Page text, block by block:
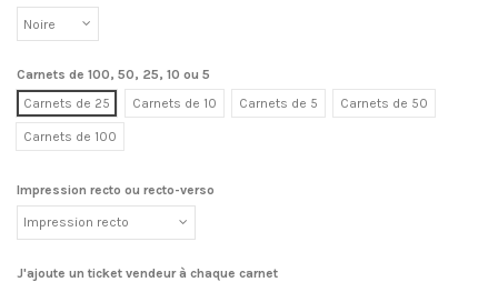
Carnets de 100, 50, 25, 10 ou 5
Carnets de 25
Carnets de 10 Carnets de 5 Carnets de 50
Carnets de 100
Impression recto ou recto-verso
J'ajoute un ticket vendeur à chaque carnet